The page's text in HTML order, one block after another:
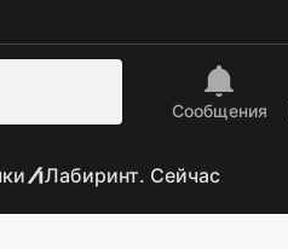
Сообщения
Лабиринт. Сейчас